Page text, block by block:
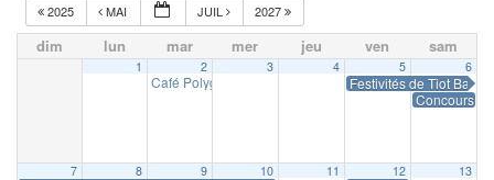
2025 MAI JUIL 2027
dim lun mar mer jeu ven sam
1 2
Café Polyglotte
3 4 5
Festivités de Tiot
6
Concours
7 8 9 10 11 12 13